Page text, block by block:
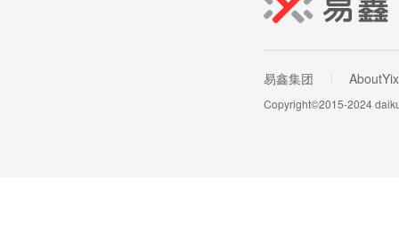
易鑫集团
Copyright©2015-2024